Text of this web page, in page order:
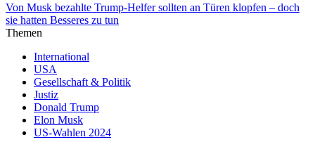
Von Musk bezahlte Trump-Helfer sollten an Türen klopfen – doch
sie hatten Besseres zu tun
Themen
International
USA
Gesellschaft & Politik
Justiz
Donald Trump
Elon Musk
US-Wahlen 2024